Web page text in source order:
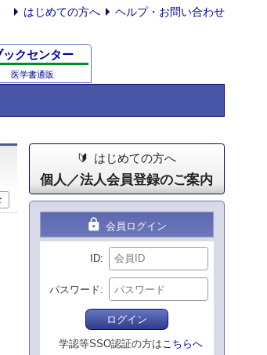
はじめての方へ ヘルプ・お問い合わせ
ックセンター
医学書通販
はじめての方へ
個人／法人会員登録のご案内
lock 会員ログイン
ID
パスワード
ログイン
学認等SSO認証の方はこちらへ